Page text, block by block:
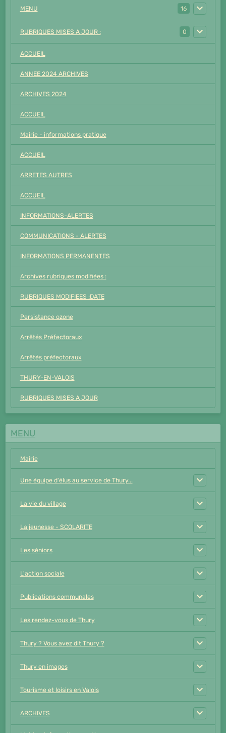
MENU 16
RUBRIQUES MISES A JOUR : 0
ACCUEIL
ANNEE 2024 ARCHIVES
ARCHIVES 2024
ACCUEIL
Mairie - informations pratique
ACCUEIL
ARRETES AUTRES
ACCUEIL
INFORMATIONS-ALERTES
COMMUNICATIONS - ALERTES
INFORMATIONS PERMANENTES
Archives rubriques modifiées :
RUBRIQUES MODIFIEES :DATE
Persistance ozone
Arrêtés Préfectoraux
Arrêtés préfectoraux
THURY-EN-VALOIS
RUBRIQUES MISES A JOUR
MENU
Mairie
Une équipe d'élus au service de Thury...
La vie du village
La jeunesse - SCOLARITE
Les séniors
L'action sociale
Publications communales
Les rendez-vous de Thury
Thury ? Vous avez dit Thury ?
Thury en images
Tourisme et loisirs en Valois
ARCHIVES